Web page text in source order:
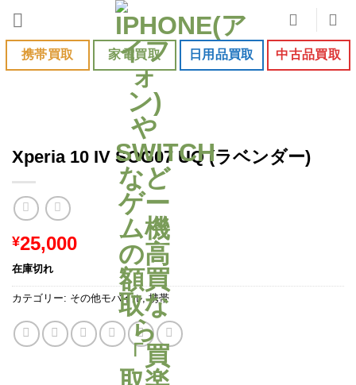
content携帯買取 家電買取 日用品買取 中古品買取
Xperia 10 IV SOG07 UQ (ラベンダー)
¥25,000
在庫切れ
カテゴリー: その他モバイル ,携帯